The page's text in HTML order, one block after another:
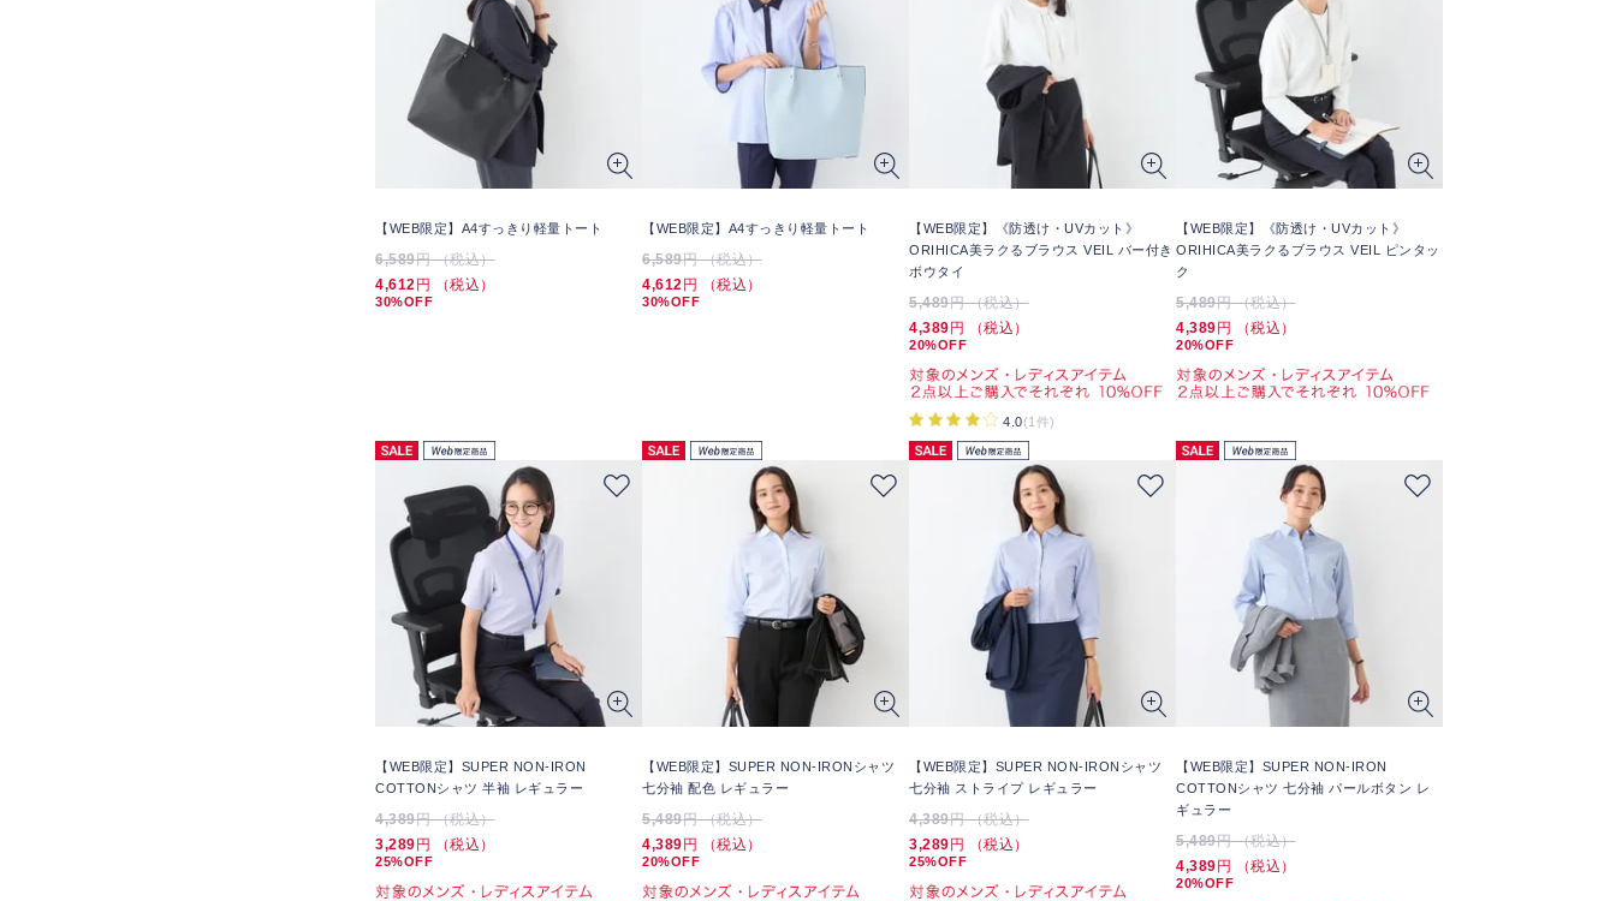
【WEB限定】A4すっきり軽量トート
6,589円 （税込）
4,612 円 （税込）
30%OFF
【WEB限定】A4すっきり軽量トート
6,589円 （税込）
4,612 円 （税込）
30%OFF
【WEB限定】《防透け・UVカット》
ORIHICA美ラクるブラウス VEIL バー付き
ボウタイ
5,489円 （税込）
4,389円 （税込）
20%OFF
4.0(1件)
【WEB限定】《防透け・UVカット》
ORIHICA美ラクるブラウス VEIL ピンタッ
ク
5,489円 （税込）
4,389円 （税込）
20%OFF
【WEB限定】SUPER NON-IRON
COTTONシャツ 半袖 レギュラー
4,389円 （税込）
3,289 円 （税込）
25%OFF
【WEB限定】SUPER NON-IRONシャツ
七分袖 配色 レギュラー
5,489円 （税込）
4,389 円 （税込）
20%OFF
【WEB限定】SUPER NON-IRONシャツ
七分袖 ストライプ レギュラー
4,389円 （税込）
3,289 円 （税込）
25%OFF
【WEB限定】SUPER NON-IRON
COTTONシャツ 七分袖 パールボタン レ
ギュラー
5,489円 （税込）
4,389 円 （税込）
20%OFF